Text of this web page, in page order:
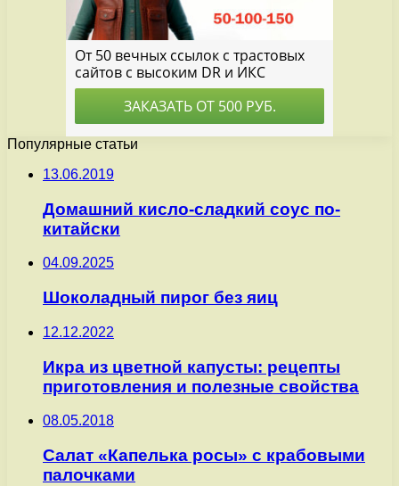
Популярные статьи
13.06.2019
Домашний кисло-сладкий соус по-
китайски
04.09.2025
Шоколадный пирог без яиц
12.12.2022
Икра из цветной капусты: рецепты
приготовления и полезные свойства
08.05.2018
Салат «Капелька росы» с крабовыми
палочками